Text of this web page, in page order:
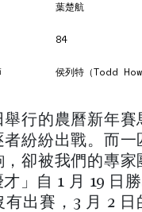
葉楚航
84
侯列特（Todd
舉行的農曆新年賽
者紛紛出戰。而一
，卻被我們的專家
」自 1 月 19 日
有出賽，3 月 2 日